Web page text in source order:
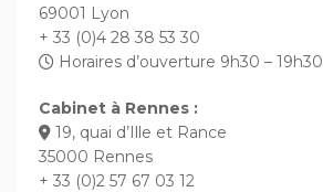
69001 Lyon
+ 33 (0)4 28 38 53 30
Horaires d’ouverture 9h30 – 19h30
Cabinet à Rennes :
19, quai d’Ille et Rance
35000 Rennes
+ 33 (0)2 57 67 03 12